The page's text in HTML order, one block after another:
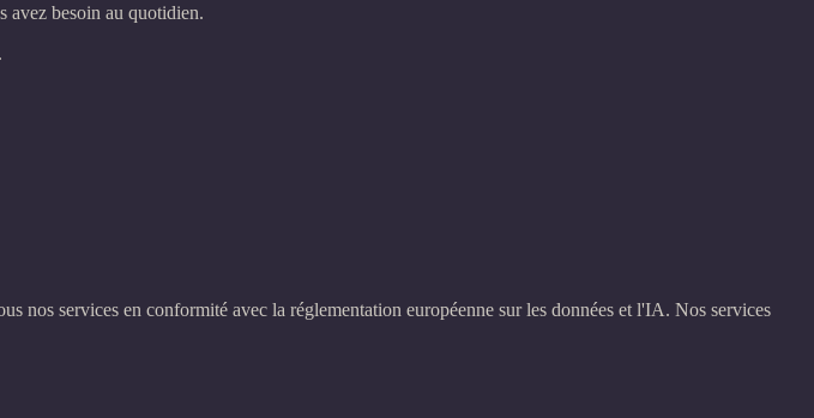
avez besoin au quotidien.
nos services en conformité avec la réglementation européenne sur les données et l'IA. Nos services